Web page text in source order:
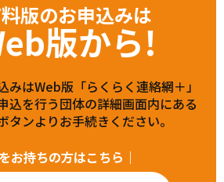
版のお申込みは
版から!
みはWeb版「らくらく連絡網＋」
込を行う団体の詳細画面内にある
タンよりお手続きください。
お持ちの方はこちら｜